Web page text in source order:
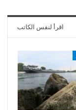
اقرأ لنفس الكاتب